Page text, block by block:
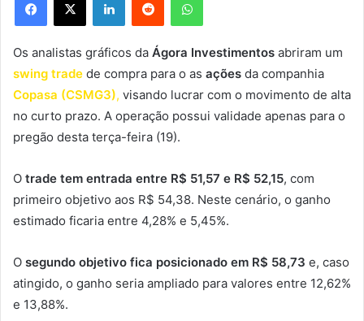
Os analistas gráficos da Ágora Investimentos abriram um
swing trade de compra para o as ações da companhia
Copasa (CSMG3), visando lucrar com o movimento de alta
no curto prazo. A operação possui validade apenas para o
pregão desta terça-feira (19).
O trade tem entrada entre R$ 51,57 e R$ 52,15, com
primeiro objetivo aos R$ 54,38. Neste cenário, o ganho
estimado ficaria entre 4,28% e 5,45%.
O segundo objetivo fica posicionado em R$ 58,73 e, caso
atingido, o ganho seria ampliado para valores entre 12,62%
e 13,88%.